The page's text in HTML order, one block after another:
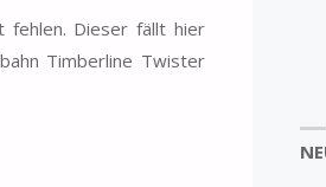
fehlen. Dieser fällt hier
Timberline Twister